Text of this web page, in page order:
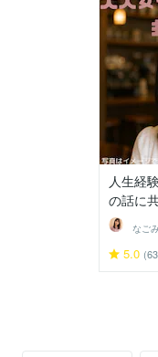
人生経
の話に
5.0